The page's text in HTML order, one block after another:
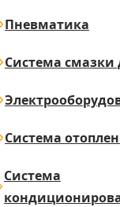
Пневматика
Система смазки
Система
Система